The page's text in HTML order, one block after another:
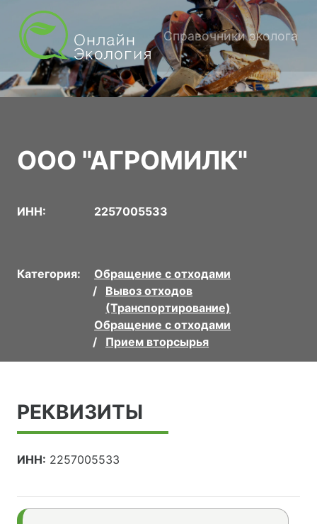
Справочники эколога
ООО "АГРОМИЛК"
ИНН: 2257005533
Категория:
Обращение с отходами
Вывоз отходов
(Транспортирование)
Обращение с отходами
Прием вторсырья
РЕКВИЗИТЫ
ИНН: 2257005533